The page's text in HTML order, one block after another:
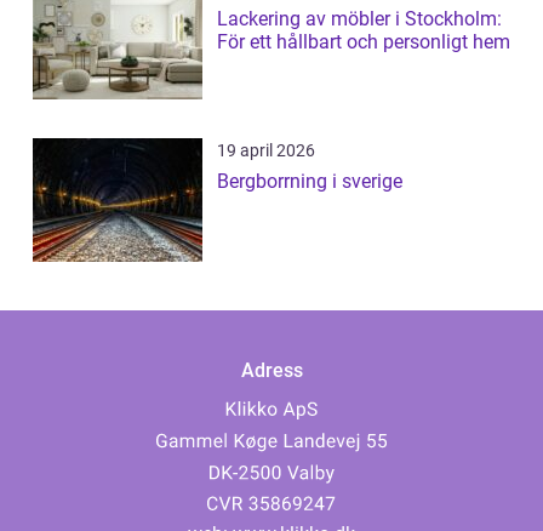
Lackering av möbler i Stockholm:
För ett hållbart och personligt hem
19 april 2026
Bergborrning i sverige
Adress